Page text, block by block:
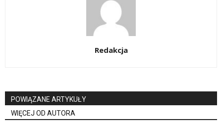
Redakcja
POWIĄZANE ARTYKUŁY
WIĘCEJ OD AUTORA